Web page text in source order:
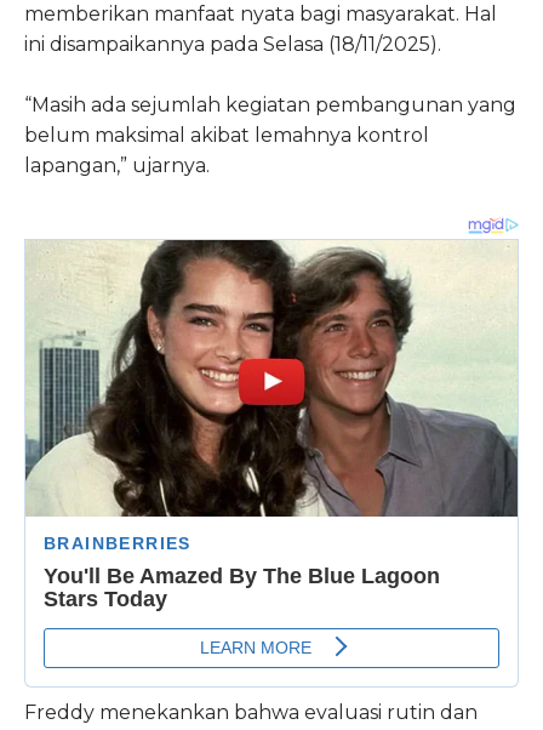
memberikan manfaat nyata bagi masyarakat. Hal
ini disampaikannya pada Selasa (18/11/2025).
“Masih ada sejumlah kegiatan pembangunan yang
belum maksimal akibat lemahnya kontrol
lapangan,” ujarnya.
Freddy menekankan bahwa evaluasi rutin dan